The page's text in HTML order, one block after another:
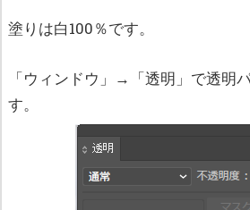
塗りは白100％です。
「ウィンドウ」→「透明」で透明
す。